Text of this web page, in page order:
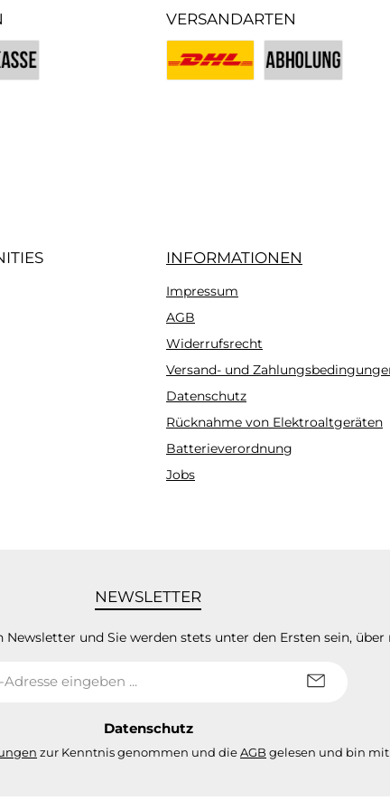
VERSANDARTEN
INFORMATIONEN
Impressum
AGB
Widerrufsrecht
Versand- und
Datenschutz
Rücknahme von Elektroaltgeräten
Batterieverordnung
Jobs
NEWSLETTER
und Sie werden stets unter den Ersten sein,
Datenschutz
zur Kenntnis genommen und dieAGB gelesen und bin